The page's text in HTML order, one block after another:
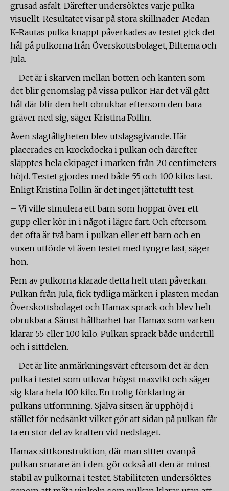
grusad asfalt. Därefter undersöktes varje pulka
visuellt. Resultatet visar på stora skillnader. Medan
K-Rautas pulka knappt påverkades av testet gick det
hål på pulkorna från Överskottsbolaget, Biltema och
Jula.
– Det är i skarven mellan botten och kanten som
det blir genomslag på vissa pulkor. Har det väl gått
hål där blir den helt obrukbar eftersom den bara
gräver ned sig, säger Kristina Follin.
Även slagtåligheten blev utslagsgivande. Här
placerades en krockdocka i pulkan och därefter
släpptes hela ekipaget i marken från 20 centimeters
höjd. Testet gjordes med både 55 och 100 kilos last.
Enligt Kristina Follin är det inget jättetufft test.
– Vi ville simulera ett barn som hoppar över ett
gupp eller kör in i något i lägre fart. Och eftersom
det ofta är två barn i pulkan eller ett barn och en
vuxen utförde vi även testet med tyngre last, säger
hon.
Fem av pulkorna klarade detta helt utan påverkan.
Pulkan från Jula, fick tydliga märken i plasten medan
Överskottsbolaget och Hamax sprack och blev helt
obrukbara. Sämst hållbarhet har Hamax som varken
klarar 55 eller 100 kilo. Pulkan sprack både undertill
och i sittdelen.
– Det är lite anmärkningsvärt eftersom det är den
pulka i testet som utlovar högst maxvikt och säger
sig klara hela 100 kilo. En trolig förklaring är
pulkans utformning. Själva sitsen är upphöjd i
stället för nedsänkt vilket gör att sidan på pulkan får
ta en stor del av kraften vid nedslaget.
Hamax sittkonstruktion, där man sitter ovanpå
pulkan snarare än i den, gör också att den är minst
stabil av pulkorna i testet. Stabiliteten undersöktes